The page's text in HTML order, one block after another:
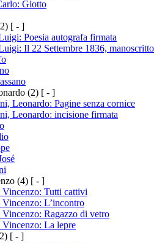
Giotto
[ - ]
Poesia autografa firmata
Il 22 Settembre 1836, manoscritto
(2) [ - ]
Leonardo: Pagine senza cornice
Leonardo: incisione firmata
(4) [ - ]
Vincenzo: Tutti cattivi
Vincenzo: L’incontro
Vincenzo: Ragazzo di vetro
Vincenzo: La lepre
[ - ]